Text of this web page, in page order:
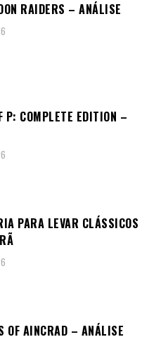
RAIDERS – ANÁLISE
P: COMPLETE EDITION –
PARA LEVAR CLÁSSICOS
OF AINCRAD – ANÁLISE